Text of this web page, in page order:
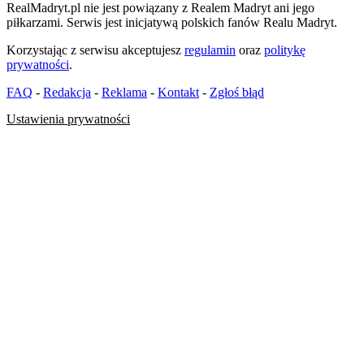
RealMadryt.pl nie jest powiązany z Realem Madryt ani jego
piłkarzami. Serwis jest inicjatywą polskich fanów Realu Madryt.
Korzystając z serwisu akceptujesz regulamin oraz politykę
prywatności.
FAQ - Redakcja - Reklama - Kontakt - Zgłoś błąd
Ustawienia prywatności